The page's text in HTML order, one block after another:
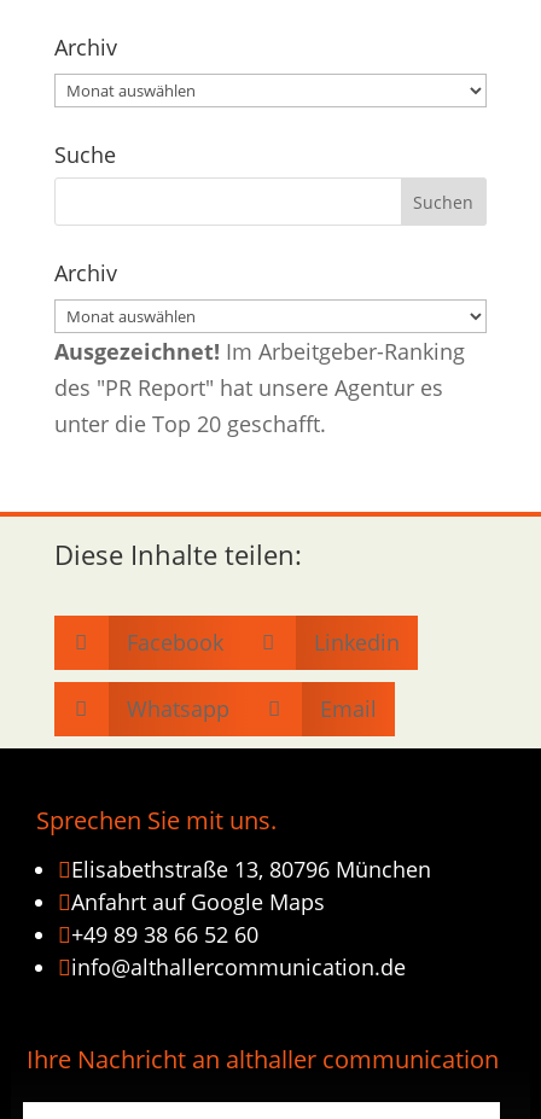
Archiv
Archiv
Suche
Archiv
Archiv
Ausgezeichnet! Im Arbeitgeber-Ranking
des "PR Report" hat unsere Agentur es
unter die Top 20 geschafft.
Diese Inhalte teilen:
 Facebook  Linkedin
 Whatsapp  Email
Sprechen Sie mit uns.
Elisabethstraße 13, 80796 München
Anfahrt auf Google Maps
+49 89 38 66 52 60
info@althallercommunication.de
Ihre Nachricht an althaller communication